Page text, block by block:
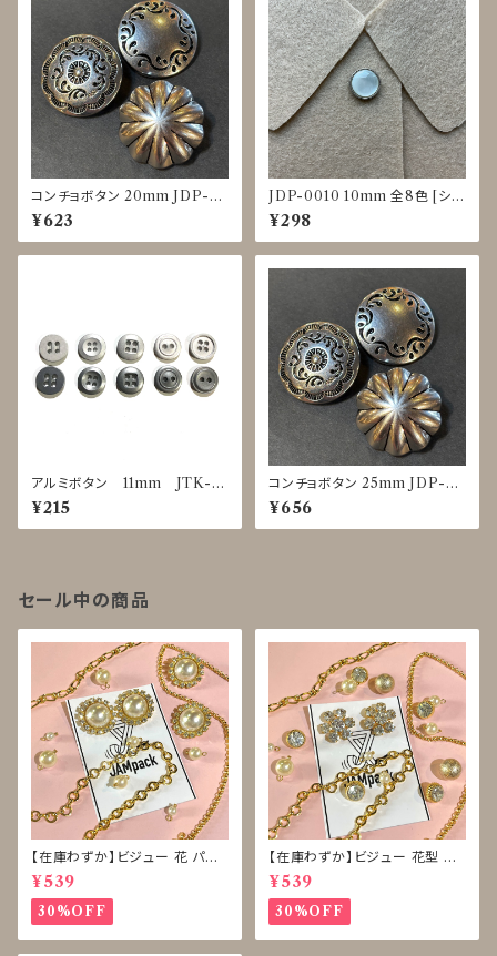
コンチョボタン 20mm JDP-0
016
¥623
JDP-0010 10mm 全8色 [シェ
ル調][裏足ボタン][ブラウス]
¥298
アルミボタン 11mm JTK-0
025～0029
¥215
コンチョボタン 25mm JDP-00
16
¥656
セール中の商品
【在庫わずか】ビジュー 花 パー
ル ボタン 再販なし
¥539
30%OFF
【在庫わずか】ビジュー 花型 雪
型 ボタン 再販なし
¥539
30%OFF